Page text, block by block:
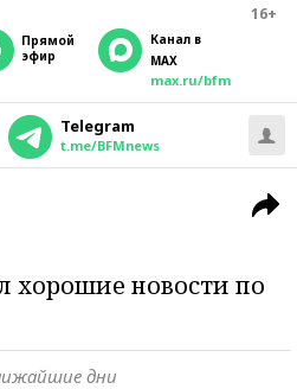
16+
прямой
эфир
Канал в
MAX
max.ru/bfm
Telegram
t.me/BFMnews
хорошие новости по
дни